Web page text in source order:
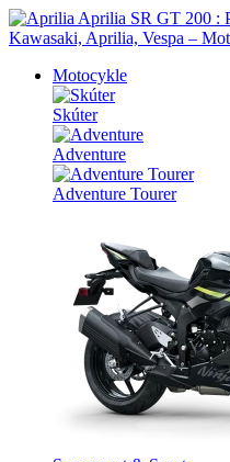
Motocykle
Skúter
Adventure
Adventure Tourer